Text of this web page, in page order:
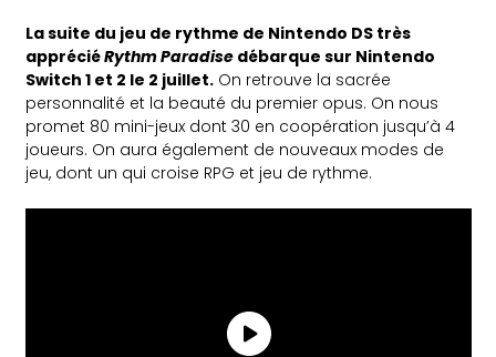
La suite du jeu de rythme de Nintendo DS très
appréciéRythm Paradise débarque sur Nintendo
Switch 1 et 2 le 2 juillet. On retrouve la sacrée
personnalité et la beauté du premier opus. On nous
promet 80 mini-jeux dont 30 en coopération jusqu’à 4
joueurs. On aura également de nouveaux modes de
jeu, dont un qui croise RPG et jeu de rythme.